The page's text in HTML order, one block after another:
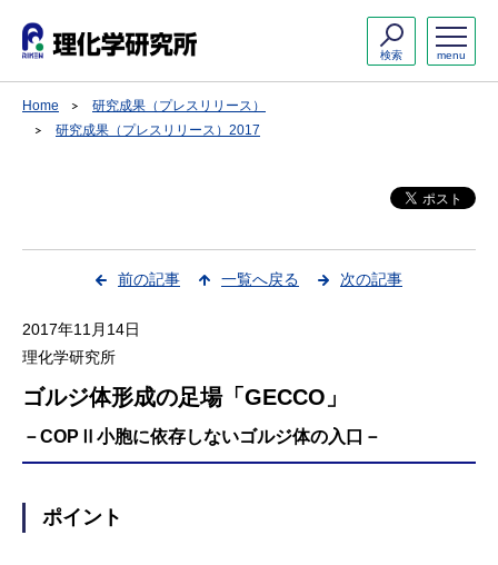
menu
検索
Home
研究成果（プレスリリース）
研究成果（プレスリリース）2017
前の記事 一覧へ戻る 次の記事
2017年11月14日
理化学研究所
ゴルジ体形成の足場「GECCO」
－COPⅡ小胞に依存しないゴルジ体の入口－
ポイント